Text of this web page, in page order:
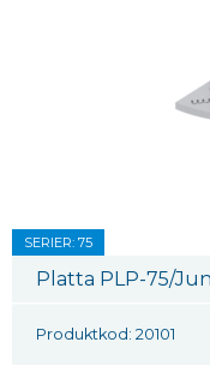
SERIER: 75
Platta PLP-75/
Produktkod: 20101